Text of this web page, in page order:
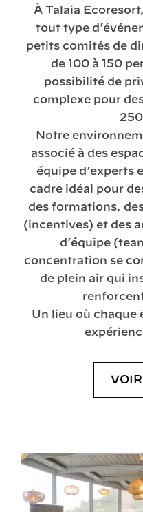
À Talaia
tout type
petits comités de
de 100 à 150
possibilité de
complexe pour
Notre
associé à des
équipe d’experts
cadre idéal pour
des formations,
(incentives) et des
d’équipe
concentration se
de plein air qui
Un lieu où chaque